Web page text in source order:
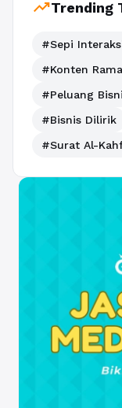
trending_upTrending
#Sepi
#Konten
#Peluang
#Bisnis Dilirik
#Surat Al-